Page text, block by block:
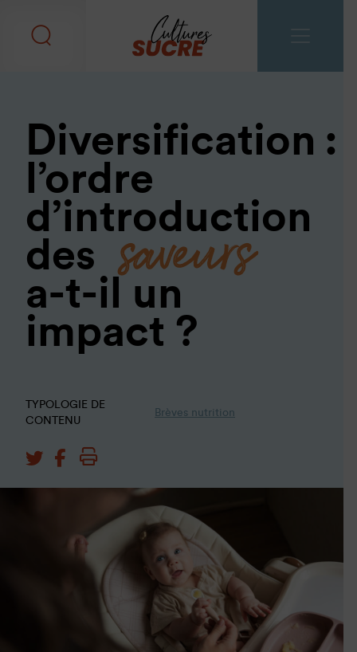
Diversification :
l’ordre
d’introduction
des
saveurs
a-t-il un
impact ?
TYPOLOGIE DE
CONTENU
Brèves nutrition